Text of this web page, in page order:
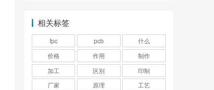
相关标签
fpc pcb
什么
价格
作用
制作
加工
区别
印制
厂家
原理
工艺